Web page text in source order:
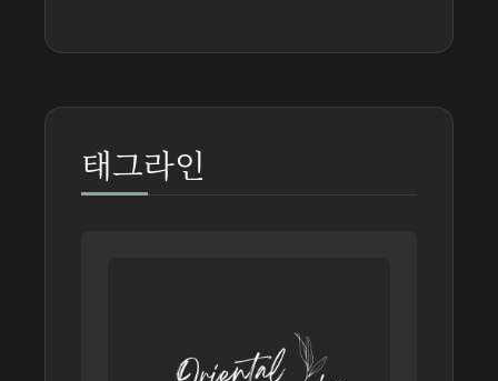
태그라인